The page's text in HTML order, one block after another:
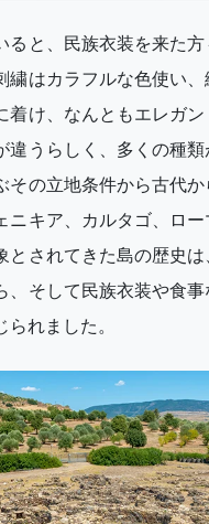
ると、民族衣装を来た方
繍はカラフルな色使い
着け、なんともエレガ
違うらしく、多くの種
その立地条件から古代
ニキア、カルタゴ、ロ
とされてきた島の歴史
、そして民族衣装や食
れました。